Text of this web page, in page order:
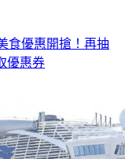
食優惠開搶！再抽
優惠券